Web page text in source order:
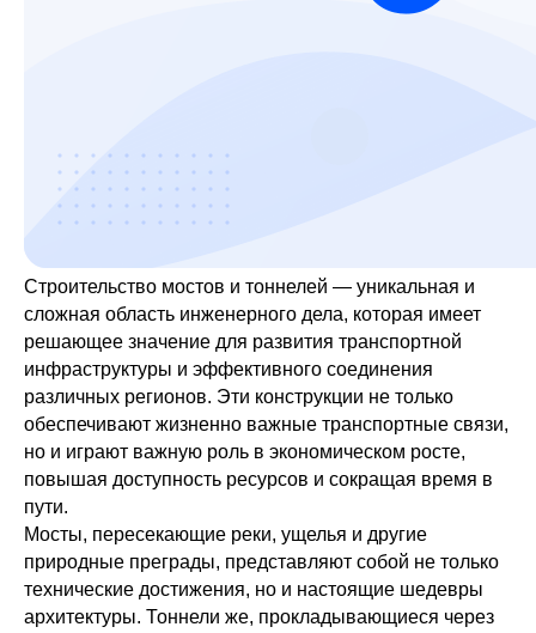
Строительство мостов и тоннелей — уникальная и
сложная область инженерного дела, которая имеет
решающее значение для развития транспортной
инфраструктуры и эффективного соединения
различных регионов. Эти конструкции не только
обеспечивают жизненно важные транспортные связи,
но и играют важную роль в экономическом росте,
повышая доступность ресурсов и сокращая время в
пути.
Мосты, пересекающие реки, ущелья и другие
природные преграды, представляют собой не только
технические достижения, но и настоящие шедевры
архитектуры. Тоннели же, прокладывающиеся через